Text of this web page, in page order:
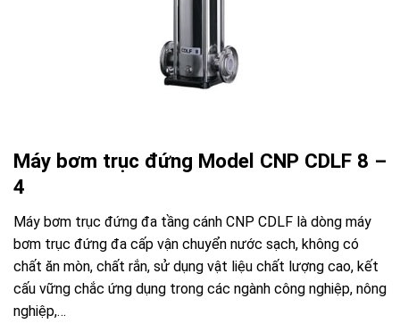
Máy bơm trục đứng Model CNP CDLF 8 –
4
Máy bơm trục đứng đa tầng cánh CNP CDLF là dòng máy
bơm trục đứng đa cấp vận chuyển nước sạch, không có
chất ăn mòn, chất rắn, sử dụng vật liệu chất lượng cao, kết
cấu vững chắc ứng dụng trong các ngành công nghiệp, nông
nghiệp,…